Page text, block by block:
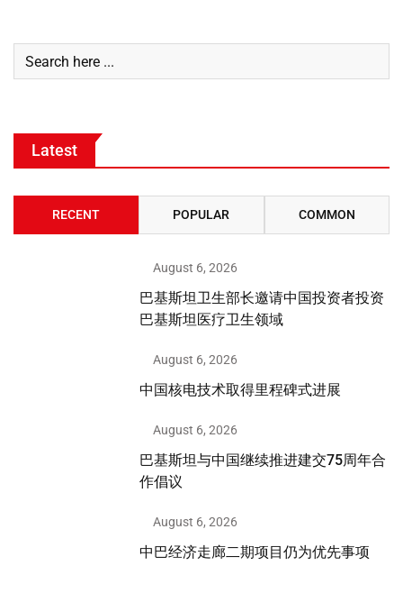
Latest
RECENT POPULAR COMMON
August 6, 2026
巴基斯坦卫生部长邀请中国投资者投资
巴基斯坦医疗卫生领域
August 6, 2026
中国核电技术取得里程碑式进展
August 6, 2026
巴基斯坦与中国继续推进建交75周年合
作倡议
August 6, 2026
中巴经济走廊二期项目仍为优先事项